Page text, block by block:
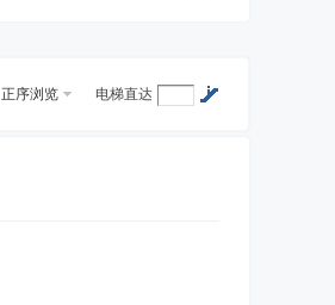
电梯直达
正序浏览